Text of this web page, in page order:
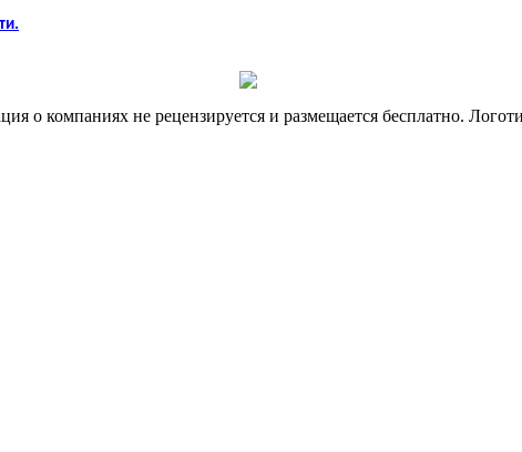
компаниях не рецензируется и размещается бесплатно.